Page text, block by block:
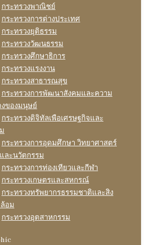
กระทรวงพาณิชย์
กระทรวงการต่างประเทศ
กระทรวงยุติธรรม
กระทรวงวัฒนธรรม
กระทรวงศึกษาธิการ
กระทรวงแรงงาน
กระทรวงสาธารณสุข
กระทรวงการพัฒนาสังคมและความ
ของมนุษย์
กระทรวงดิจิทัลเพือเศรษฐกิจและ
กระทรวงการอุดมศึกษา วิทยาศาสตร์
ละนวัตกรรม
กระทรวงการท่องเทียวและกีฬา
กระทรวงเกษตรและสหกรณ์
กระทรวงทรัพยากรธรรมชาติและสิง
อม
กระทรวงอุตสาหกรรม